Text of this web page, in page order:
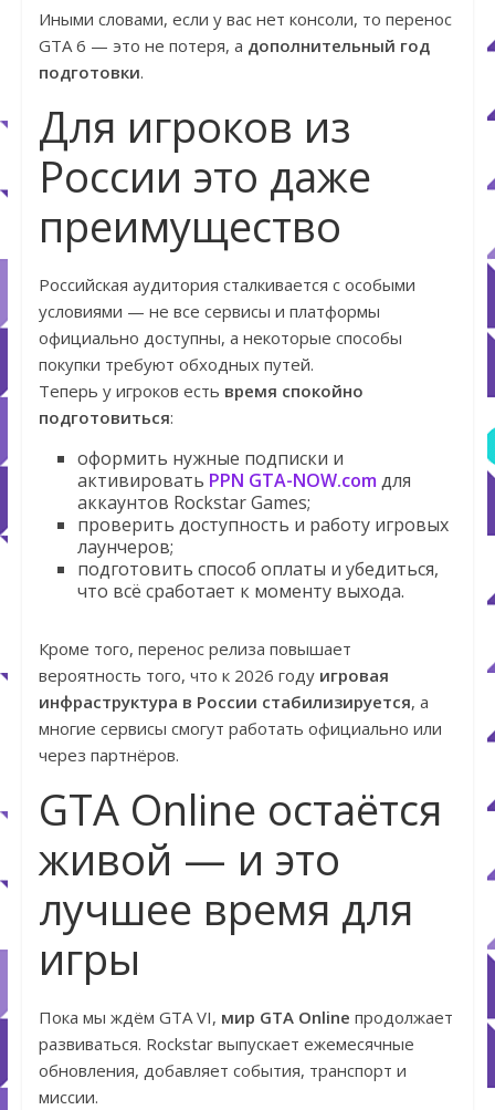
Иными словами, если у вас нет консоли, то перенос
GTA 6 — это не потеря, а дополнительный год
подготовки.
Для игроков из
России это даже
преимущество
Российская аудитория сталкивается с особыми
условиями — не все сервисы и платформы
официально доступны, а некоторые способы
покупки требуют обходных путей.
Теперь у игроков есть время спокойно
подготовиться:
оформить нужные подписки и
активировать PPN GTA-NOW.comдля
аккаунтов Rockstar Games;
проверить доступность и работу игровых
лаунчеров;
подготовить способ оплаты и убедиться,
что всё сработает к моменту выхода.
Кроме того, перенос релиза повышает
вероятность того, что к 2026 году игровая
инфраструктура в России стабилизируется, а
многие сервисы смогут работать официально или
через партнёров.
GTA Online остаётся
живой — и это
лучшее время для
игры
Пока мы ждём GTA VI, мир GTA Online продолжает
развиваться. Rockstar выпускает ежемесячные
обновления, добавляет события, транспорт и
миссии.